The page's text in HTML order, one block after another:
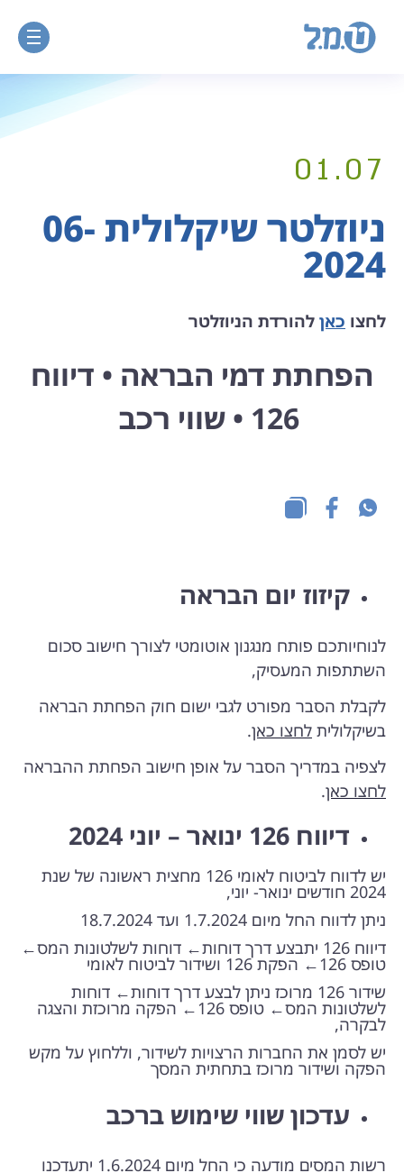
01.07
ניוזלטר שיקלולית 06-
2024
לחצו כאן להורדת הניוזלטר
הפחתת דמי הבראה • דיווח
126 • שווי רכב
קיזוז יום הבראה
לנוחיותכם פותח מנגנון אוטומטי לצורך חישוב סכום
השתתפות המעסיק,
לקבלת הסבר מפורט לגבי ישום חוק הפחתת הבראה
בשיקלולית לחצו כאן.
לצפיה במדריך הסבר על אופן חישוב הפחתת ההבראה
לחצו כאן.
דיווח 126 ינואר – יוני 2024
יש לדווח לביטוח לאומי 126 מחצית ראשונה של שנת
2024 חודשים ינואר- יוני,
ניתן לדווח החל מיום 1.7.2024 ועד 18.7.2024
דיווח 126 יתבצע דרך דוחות← דוחות לשלטונות המס←
טופס 126← הפקת 126 ושידור לביטוח לאומי
שידור 126 מרוכז ניתן לבצע דרך דוחות← דוחות
לשלטונות המס← טופס 126← הפקה מרוכזת והצגה
לבקרה,
יש לסמן את החברות הרצויות לשידור, וללחוץ על מקש
הפקה ושידור מרוכז בתחתית המסך
עדכון שווי שימוש ברכב
רשות המסים מודעה כי החל מיום 1.6.2024 יתעדכנו